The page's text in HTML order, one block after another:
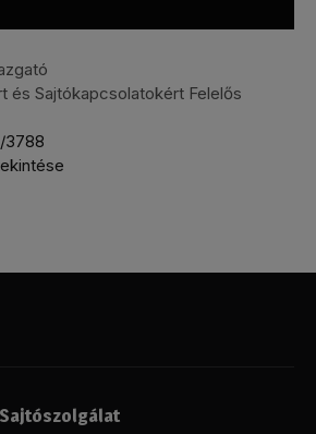
és Sajtókapcsolatokért Felelős
3788